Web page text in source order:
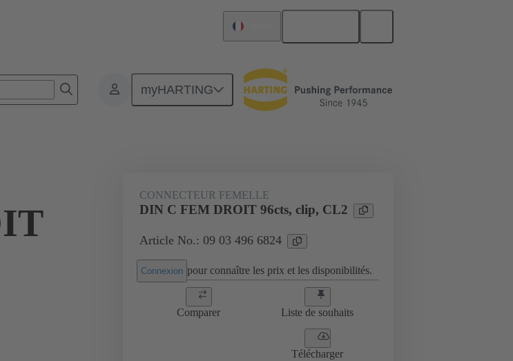
myHARTING
Connecteurs carte à carte Produits Raccordement carte mère à carte fille
CONNECTEUR FEMELLE
DIN C FEM DROIT 96cts, clip, CL2
Article No.: 09 03 496 6824
Connexion pour connaître les prix et les disponibilités.
Comparer Liste de souhaits
Télécharger